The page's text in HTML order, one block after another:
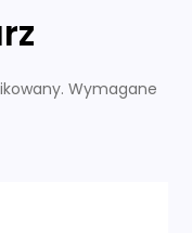
Wymagane